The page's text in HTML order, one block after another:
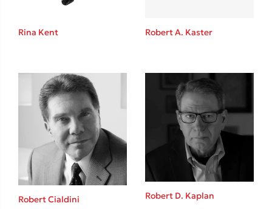
Κώστας Κρομμύδας
Το λιμάνι μου είσαι εσύ
Rina Kent Robert A. Kaster
Robert Cialdini Robert D. Kaplan